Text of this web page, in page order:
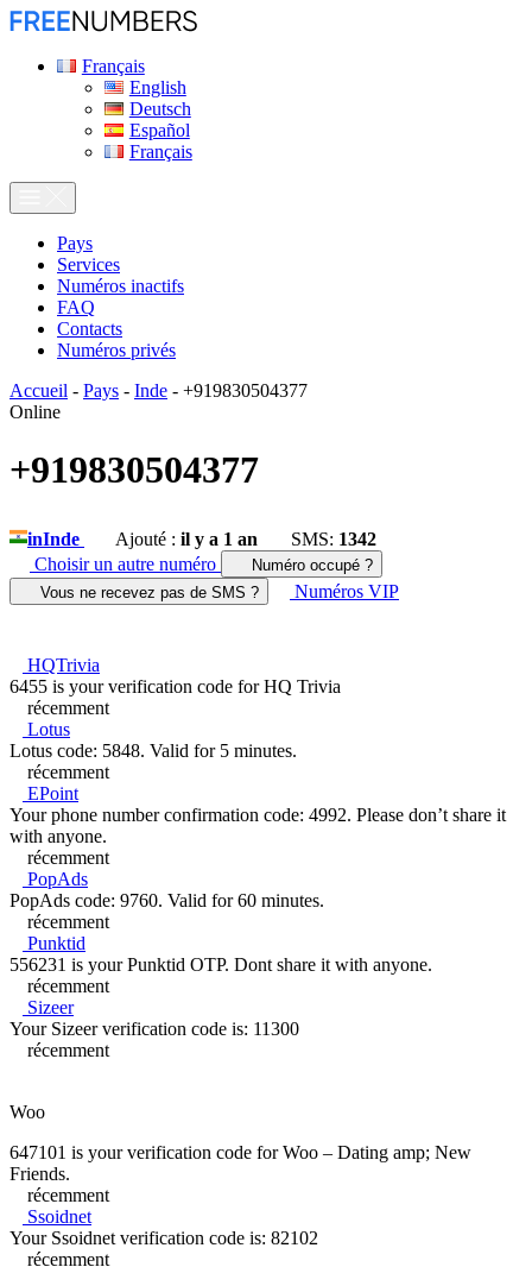
Français
English
Deutsch
Español
Français
Pays
Services
Numéros inactifs
FAQ
Contacts
Numéros privés
Accueil - Pays - Inde - +919830504377
Online
+919830504377
inInde Ajouté : il y a 1 an SMS: 1342
Choisir un autre numéro
Numéro occupé ?
Vous ne recevez pas de SMS ?
Numéros VIP
HQTrivia
6455 is your verification code for HQ Trivia
récemment
Lotus
Lotus code: 5848. Valid for 5 minutes.
récemment
EPoint
Your phone number confirmation code: 4992. Please don’t share it
with anyone.
récemment
PopAds
PopAds code: 9760. Valid for 60 minutes.
récemment
Punktid
556231 is your Punktid OTP. Dont share it with anyone.
récemment
Sizeer
Your Sizeer verification code is: 11300
récemment
Woo
647101 is your verification code for Woo – Dating amp; New
Friends.
récemment
Ssoidnet
Your Ssoidnet verification code is: 82102
récemment